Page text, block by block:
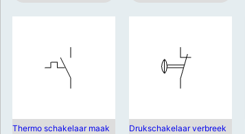
Thermo schakelaar maak
Drukschakelaar verbreek